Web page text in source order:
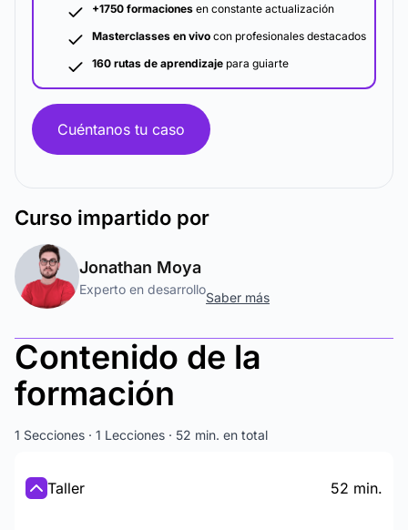
+1750 formaciones en constante actualización
Masterclasses en vivo con profesionales destacados
160 rutas de aprendizaje para guiarte
Cuéntanos tu caso
Curso impartido por
Jonathan Moya
Experto en desarrollo
Saber más
Contenido de la
formación
1 Secciones · 1 Lecciones · 52 min. en total
Taller 52 min.